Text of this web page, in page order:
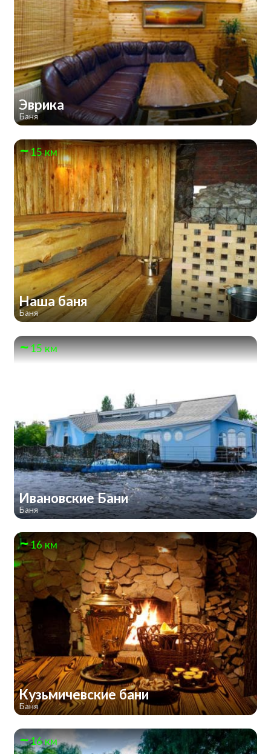
Эврика
Баня
15 км
Наша баня
Баня
15 км
Ивановские Бани
Баня
16 км
Кузьмичевские бани
Баня
16 км